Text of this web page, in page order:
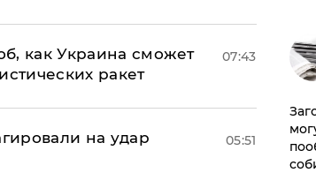
как Украина сможет
ракет
07:43
на удар
05:51